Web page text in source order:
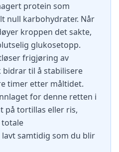
protein som
null karbohydrater. Når
kroppen det sakte,
glukosetopp.
frigjøring av
til å stabilisere
timer etter måltidet.
for denne retten i
på tortillas eller ris,
samtidig som du blir